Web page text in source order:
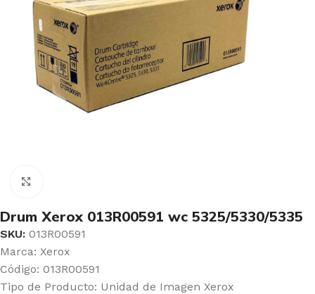
Drum Xerox 013R00591 wc 5325/5330/5335
SKU: 013R00591
Marca: Xerox
Código: 013R00591
Tipo de Producto: Unidad de Imagen Xerox